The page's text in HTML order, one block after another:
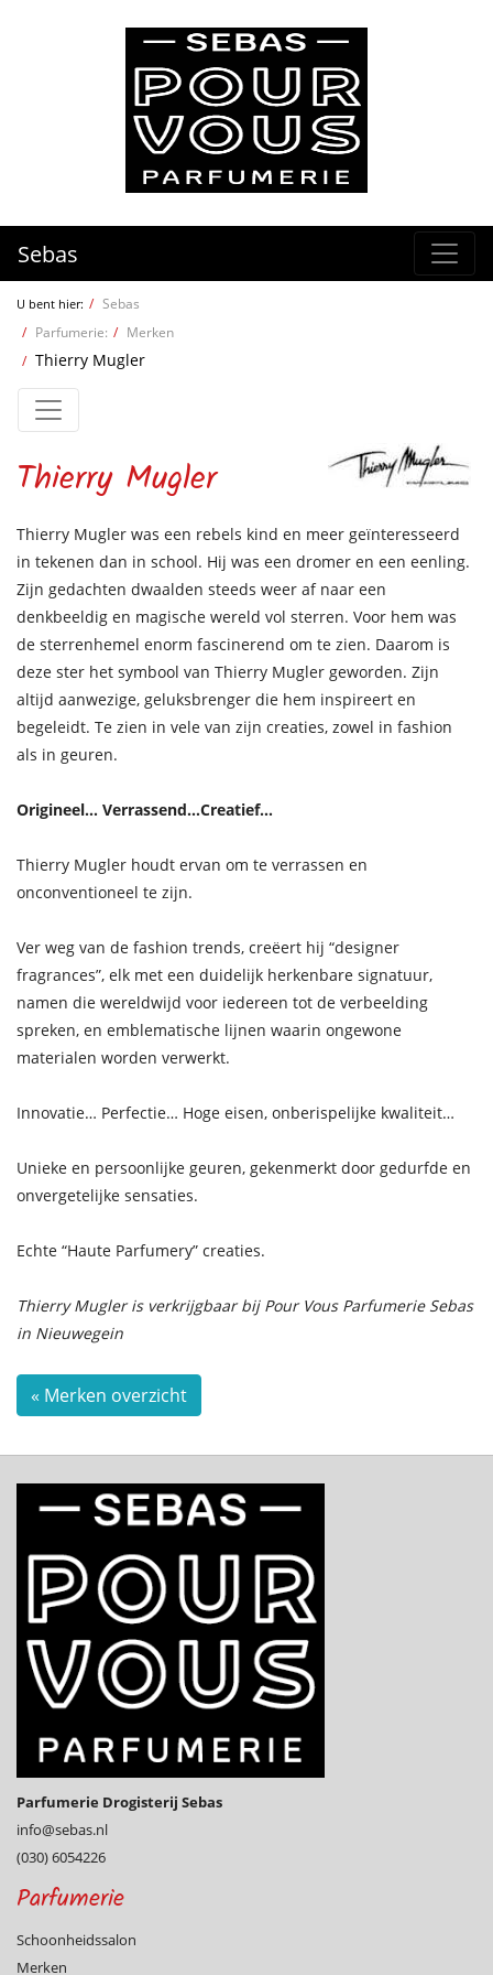
Sebas
U bent hier:
Sebas
Parfumerie:
Merken
Thierry Mugler
Thierry Mugler
Thierry Mugler was een rebels kind en meer geïnteresseerd
in tekenen dan in school. Hij was een dromer en een eenling.
Zijn gedachten dwaalden steeds weer af naar een
denkbeeldig en magische wereld vol sterren. Voor hem was
de sterrenhemel enorm fascinerend om te zien. Daarom is
deze ster het symbool van Thierry Mugler geworden. Zijn
altijd aanwezige, geluksbrenger die hem inspireert en
begeleidt. Te zien in vele van zijn creaties, zowel in fashion
als in geuren.
Origineel… Verrassend…Creatief…
Thierry Mugler houdt ervan om te verrassen en
onconventioneel te zijn.
Ver weg van de fashion trends, creëert hij “designer
fragrances”, elk met een duidelijk herkenbare signatuur,
namen die wereldwijd voor iedereen tot de verbeelding
spreken, en emblematische lijnen waarin ongewone
materialen worden verwerkt.
Innovatie… Perfectie… Hoge eisen, onberispelijke kwaliteit…
Unieke en persoonlijke geuren, gekenmerkt door gedurfde en
onvergetelijke sensaties.
Echte “Haute Parfumery” creaties.
Thierry Mugler is verkrijgbaar bij Pour Vous Parfumerie Sebas
in Nieuwegein
« Merken overzicht
Parfumerie Drogisterij Sebas
info@­sebas.nl
(030) 6054226
Parfumerie
Schoonheidssalon
Merken